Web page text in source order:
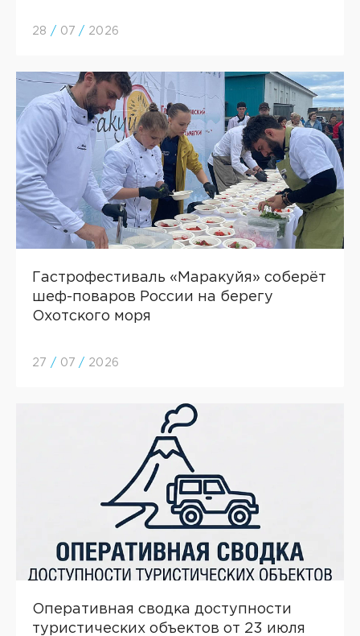
28 / 07 / 2026
Гастрофестиваль «Маракуйя» соберёт
шеф-поваров России на берегу
Охотского моря
27 / 07 / 2026
Оперативная сводка доступности
туристических объектов от 23 июля